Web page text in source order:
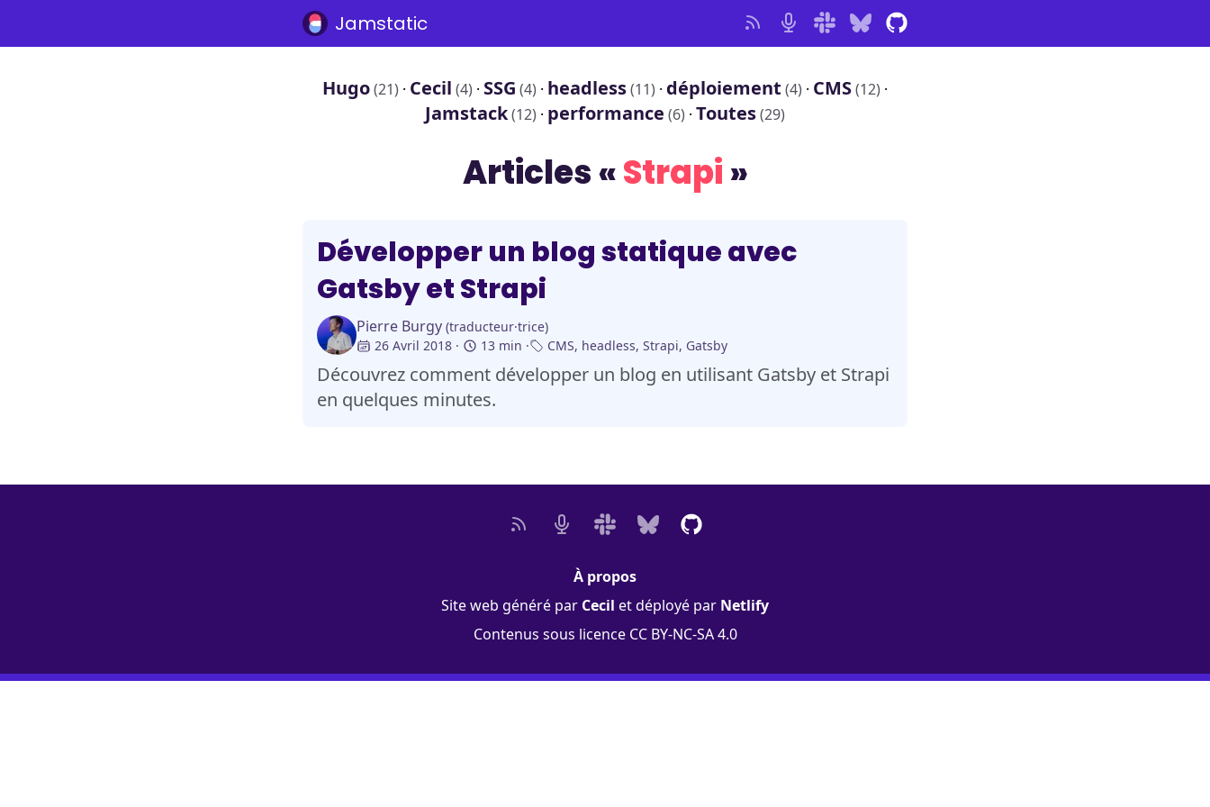
Jamstatic
Hugo(21) · Cecil (4) · SSG (4) · headless(11) · déploiement (4) · CMS(12) ·
Jamstack(12) · performance (6) · Toutes(29)
Articles «Strapi»
Développer un blog statique avec
Gatsby et Strapi
Pierre Burgy (traducteur·trice)
26 Avril 2018
13 min CMS, headless, Strapi, Gatsby
Découvrez comment développer un blog en utilisant Gatsby et Strapi
en quelques minutes.
À propos
Site web généré par Cecil et déployé par Netlify
Contenus sous licence CC BY-NC-SA 4.0